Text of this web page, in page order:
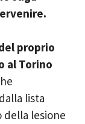
proprio
al Torino
lista
della lesione